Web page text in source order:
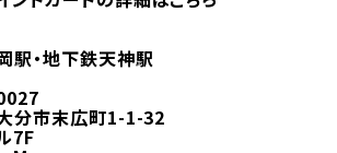
駅・地下鉄天神駅
分市末広町1-1-32
7F